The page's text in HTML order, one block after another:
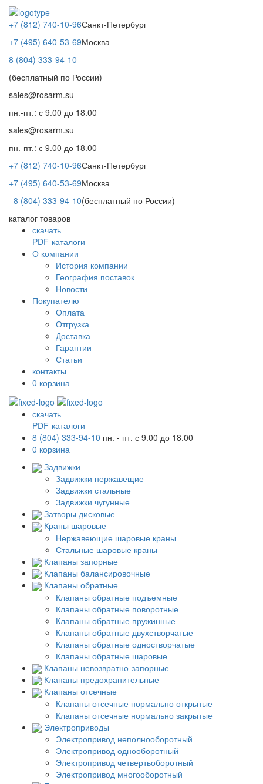
+7 (812) 740-10-96Санкт-Петербург
+7 (495) 640-53-69Москва
8 (804) 333-94-10
(бесплатный по России)
sales@rosarm.su
пн.-пт.: с 9.00 до 18.00
sales@rosarm.su
пн.-пт.: с 9.00 до 18.00
+7 (812) 740-10-96Санкт-Петербург
+7 (495) 640-53-69Москва
8 (804) 333-94-10(бесплатный по России)
каталог товаров
скачать
PDF-каталоги
О компании
История компании
География поставок
Новости
Покупателю
Оплата
Отгрузка
Доставка
Гарантии
Статьи
контакты
0 корзина
скачать
PDF-каталоги
8 (804) 333-94-10 пн. - пт. с 9.00 до 18.00
0 корзина
Задвижки
Задвижки нержавещие
Задвижки стальные
Задвижки чугунные
Затворы дисковые
Краны шаровые
Нержавеющие шаровые краны
Стальные шаровые краны
Клапаны запорные
Клапаны балансировочные
Клапаны обратные
Клапаны обратные подъемные
Клапаны обратные поворотные
Клапаны обратные пружинные
Клапаны обратные двухстворчатые
Клапаны обратные одностворчатые
Клапаны обратные шаровые
Клапаны невозвратно-запорные
Клапаны предохранительные
Клапаны отсечные
Клапаны отсечные нормально открытые
Клапаны отсечные нормально закрытые
Электроприводы
Электропривод неполнооборотный
Электропривод однооборотный
Электропривод четвертьоборотный
Электропривод многооборотный